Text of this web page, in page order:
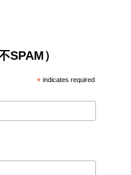
）
* indicates required